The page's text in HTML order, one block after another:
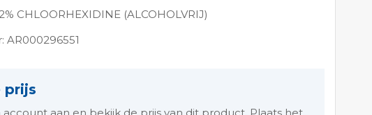
CHLOORHEXIDINE (ALCOHOLVRIJ)
prijs
account aan en bekijk de prijs van dit product. Plaats het